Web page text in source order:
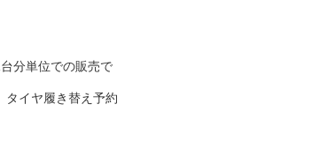
分単位での販売で
タイヤ履き替え予約